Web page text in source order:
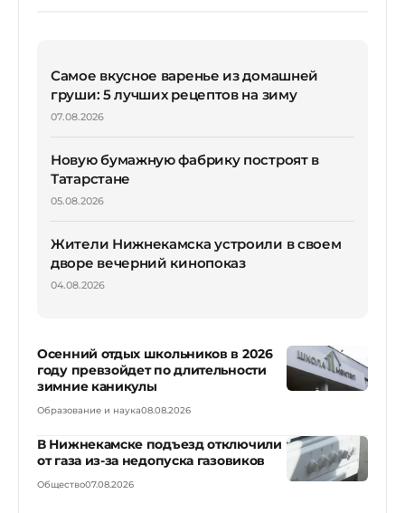
Самое вкусное варенье из домашней
груши: 5 лучших рецептов на зиму
07.08.2026
Новую бумажную фабрику построят в
Татарстане
05.08.2026
Жители Нижнекамска устроили в своем
дворе вечерний кинопоказ
04.08.2026
Осенний отдых школьников в 2026
году превзойдет по длительности
зимние каникулы
Образование и наука08.08.2026
В Нижнекамске подъезд отключили
от газа из-за недопуска газовиков
Общество07.08.2026